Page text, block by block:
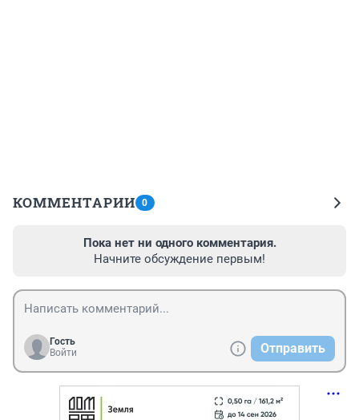
КОММЕНТАРИИ 0
Пока нет ни одного комментария.
Начните обсуждение первым!
Гость
Войти
Отправить